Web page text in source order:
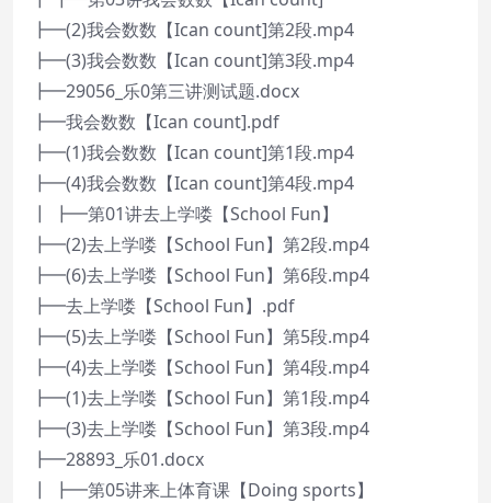
┣━(2)我会数数【Ican count]第2段.mp4
┣━(3)我会数数【Ican count]第3段.mp4
┣━29056_乐0第三讲测试题.docx
┣━我会数数【Ican count].pdf
┣━(1)我会数数【Ican count]第1段.mp4
┣━(4)我会数数【Ican count]第4段.mp4
┃ ┣━第01讲去上学喽【School Fun】
┣━(2)去上学喽【School Fun】第2段.mp4
┣━(6)去上学喽【School Fun】第6段.mp4
┣━去上学喽【School Fun】.pdf
┣━(5)去上学喽【School Fun】第5段.mp4
┣━(4)去上学喽【School Fun】第4段.mp4
┣━(1)去上学喽【School Fun】第1段.mp4
┣━(3)去上学喽【School Fun】第3段.mp4
┣━28893_乐01.docx
┃ ┣━第05讲来上体育课【Doing sports】